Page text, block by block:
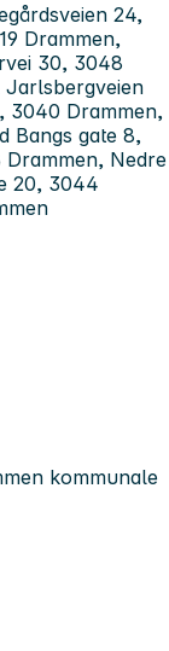
24,
Drammen,
30, 3048
Jarlsbergveien
3040 Drammen,
Bangs gate 8,
Nedre
20, 3044
kommunale